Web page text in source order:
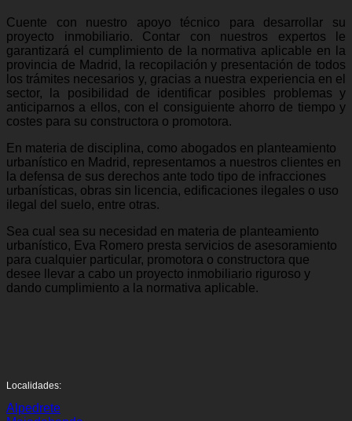
Cuente con nuestro apoyo técnico para desarrollar su
proyecto inmobiliario. Contar con nuestros expertos le
garantizará el cumplimiento de la normativa aplicable en la
provincia de Madrid, la recopilación y presentación de todos
los trámites necesarios y, gracias a nuestra experiencia en el
sector, la posibilidad de identificar posibles problemas y
anticiparnos a ellos, con el consiguiente ahorro de tiempo y
costes para su constructora o promotora.
En materia de disciplina, como abogados en planteamiento
urbanístico en Madrid, representamos a nuestros clientes en
la defensa de sus derechos ante todo tipo de infracciones
urbanísticas, obras sin licencia, edificaciones ilegales o uso
ilegal del suelo, entre otras.
Sea cual sea su necesidad en materia de planteamiento
urbanístico, Eva Romero presta servicios de asesoramiento
para cualquier particular, promotora o constructora que
desee llevar a cabo un proyecto inmobiliario riguroso y
dando cumplimiento a la normativa aplicable.
Localidades:
Alpedrete